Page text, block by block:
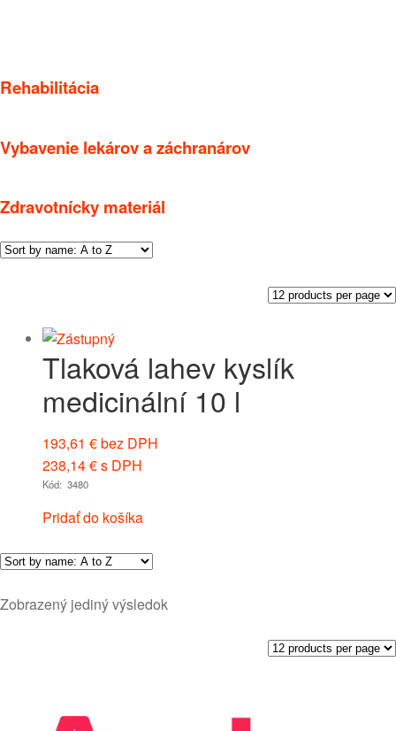
Rehabilitácia
Vybavenie lekárov a záchranárov
Zdravotnícky materiál
Tlaková lahev kyslík
medicinální 10 l
193,61 €bez DPH
238,14€s DPH
Kód: 3480
Pridať do košíka
Zobrazený jediný výsledok